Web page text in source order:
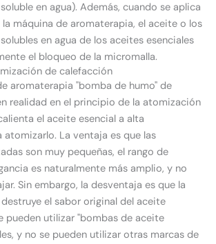
en agua). Además, cuando se aplica
máquina de aromaterapia, el aceite o los
en agua de los aceites esenciales
el bloqueo de la micromalla.
de calefacción
aromaterapia "bomba de humo" de
realidad en el principio de la atomización
el aceite esencial a alta
La ventaja es que las
son muy pequeñas, el rango de
es naturalmente más amplio, y no
Sin embargo, la desventaja es que la
el sabor original del aceite
pueden utilizar "bombas de aceite
y no se pueden utilizar otras marcas de